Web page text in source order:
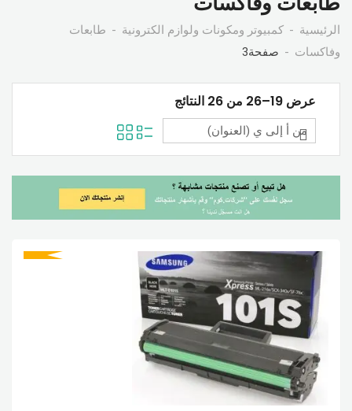
الرئيسية كمبيوتر ومكونات ولوازم الكترونية
طابعات
وفاكسات
صفحة3
عرض 19–26 من 26 النتائج